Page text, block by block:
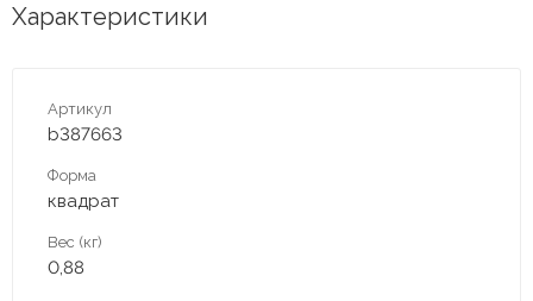
Характеристики
Артикул
b387663
Форма
квадрат
Вес (кг)
0,88